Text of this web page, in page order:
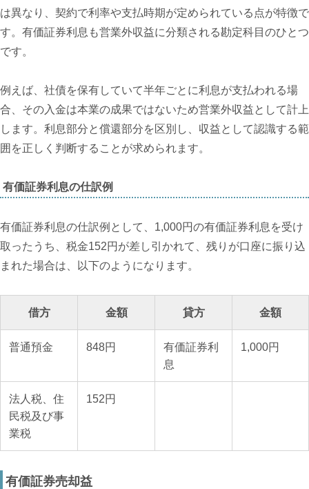
は異なり、契約で利率や支払時期が定められている点が特徴で
す。有価証券利息も営業外収益に分類される勘定科目のひとつ
です。
例えば、社債を保有していて半年ごとに利息が支払われる場
合、その入金は本業の成果ではないため営業外収益として計上
します。利息部分と償還部分を区別し、収益として認識する範
囲を正しく判断することが求められます。
有価証券利息の仕訳例
有価証券利息の仕訳例として、1,000円の有価証券利息を受け
取ったうち、税金152円が差し引かれて、残りが口座に振り込
まれた場合は、以下のようになります。
借方 金額 貸方 金額
普通預金 848円
有価証券利
息
1,000円
法人税、住
民税及び事
業税
152円
有価証券売却益